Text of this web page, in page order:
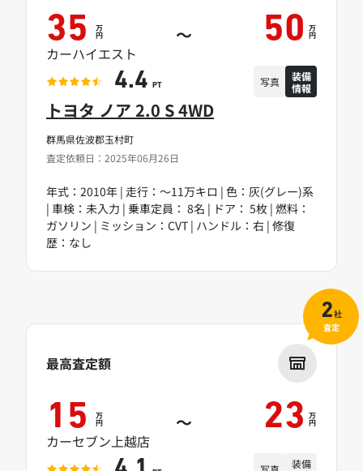
群馬県佐波郡玉村町
査定依頼日：2025年06月26日
トヨタ ノア 2.0 S 4WD
年式：2010年 | 走行：～11万キロ | 色：灰(グレー)系
| 車検：未入力 | 乗車定員： 8名 | ドア： 5枚 | 燃料：
ガソリン | ミッション：CVT | ハンドル：右 | 修復
歴：なし
35 万
円 ～ 50 万
円
カーハイエスト
4.4 PT 写真
装備
情報
最高査定額
15 万
円 ～ 23 万
円
カーセブン上越店
装備
2社
査定